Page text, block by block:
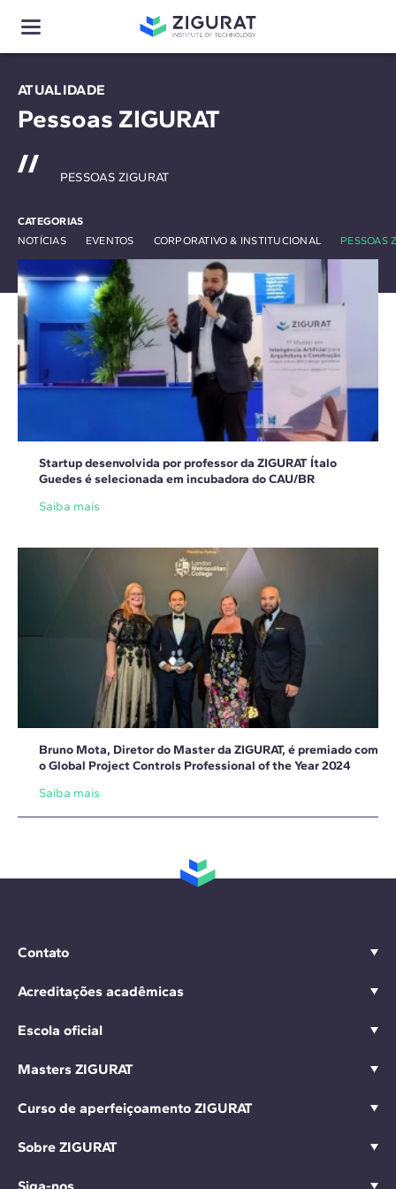
ATUALIDADE
Pessoas ZIGURAT
CATEGORIAS
NOTÍCIAS
EVENTOS CORPORATIVO & INSTITUCIONAL PESSOAS
PESSOAS ZIGURAT
Startup desenvolvida por professor da ZIGURAT Ítalo
Guedes é selecionada em incubadora do CAU/BR
Saiba mais
Bruno Mota, Diretor do Master da ZIGURAT, é premiado com
o Global Project Controls Professional of the Year 2024
Saiba mais
Contato
Acreditações acadêmicas
Escola oficial
Masters ZIGURAT
Curso de aperfeiçoamento ZIGURAT
Sobre ZIGURAT